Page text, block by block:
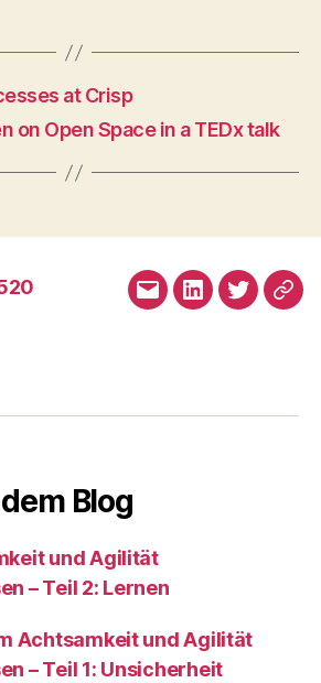
at Crisp
on Open Space in a TEDx talk
E-
LinkedInTwitter
Blog
und Agilität
– Teil 2: Lernen
Achtsamkeit und Agilität
– Teil 1: Unsicherheit